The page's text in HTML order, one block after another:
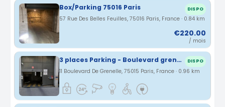
Box/Parking 75016 Paris DISPO
57 Rue Des Belles Feuilles, 75016 Paris, France · 0.84 km
€220.00
/ mois
3 places Parking - Boulevard grenelle Paris 15eme DISPO
11 Boulevard De Grenelle, 75015 Paris, France · 0.96 km